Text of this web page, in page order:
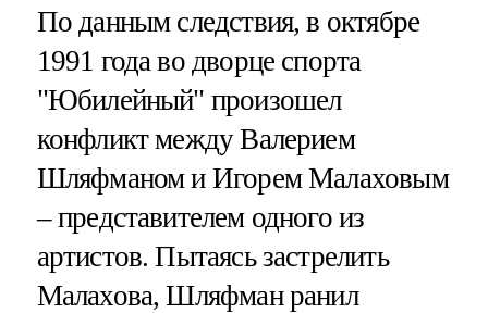
По данным следствия, в октябре
1991 года во дворце спорта
"Юбилейный" произошел
конфликт между Валерием
Шляфманом и Игорем Малаховым
– представителем одного из
артистов. Пытаясь застрелить
Малахова, Шляфман ранил